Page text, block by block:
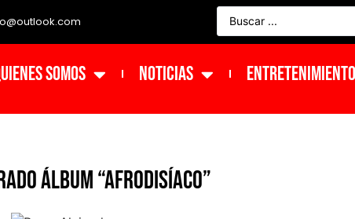
Somos NOTICIAS ENTRETENIMIENTO
álbum “Afrodisíaco”